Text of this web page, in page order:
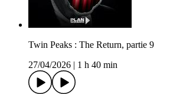
Twin Peaks : The Return, partie 9
27/04/2026
1 h 40 min